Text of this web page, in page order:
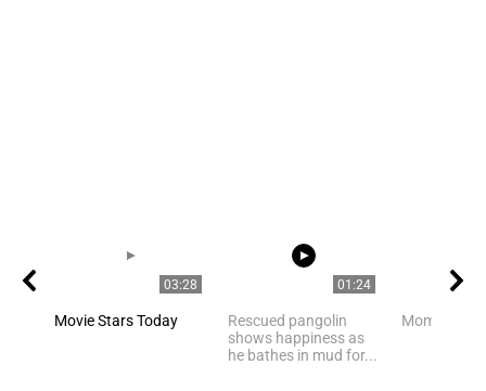
03:28
Movie Stars Today
01:24
Rescued pangolin
shows happiness as
he bathes in mud for...
Mom is